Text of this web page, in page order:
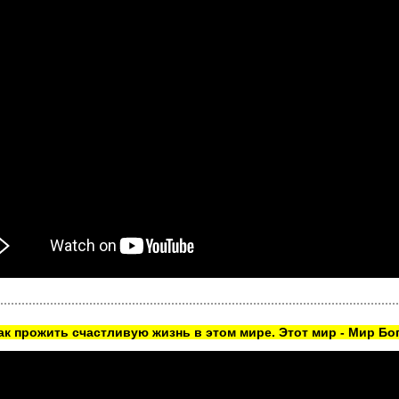
прожить счастливую жизнь в этом мире. Этот мир - Мир